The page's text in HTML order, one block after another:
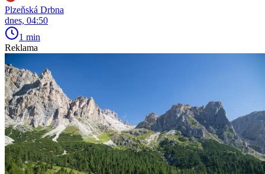
Plzeňská Drbna
dnes, 04:50
1 min
Reklama